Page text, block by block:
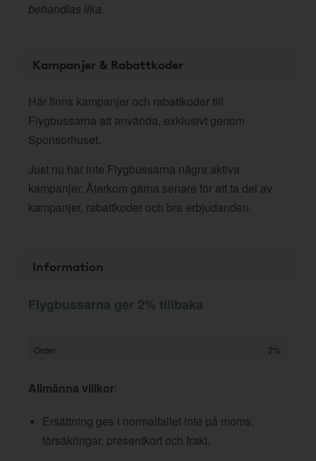
behandlas lika.
Kampanjer & Rabattkoder
Här finns kampanjer och rabattkoder till
Flygbussarna att använda, exklusivt genom
Sponsorhuset.
Just nu har inte Flygbussarna några aktiva
kampanjer. Återkom gärna senare för att ta del av
kampanjer, rabattkoder och bra erbjudanden.
Information
Flygbussarna ger 2% tillbaka
Order 2%
Allmänna villkor:
Ersättning ges i normalfallet inte på moms,
försäkringar, presentkort och frakt.